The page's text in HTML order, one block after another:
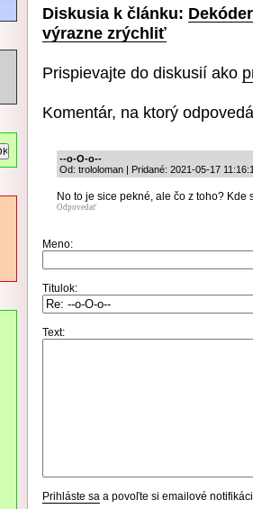
Diskusia k článku:
výrazne zrýchliť
Prispievajte do diskusií ako
Komentár, na ktorý
--o-O-o--
Od: trololoman | Pridané: 2021-05-17
No to je sice pekné, ale čo z toho?
Odpovedať
Meno:
Titulok:
Text:
Prihláste sa a povoľte si emailové